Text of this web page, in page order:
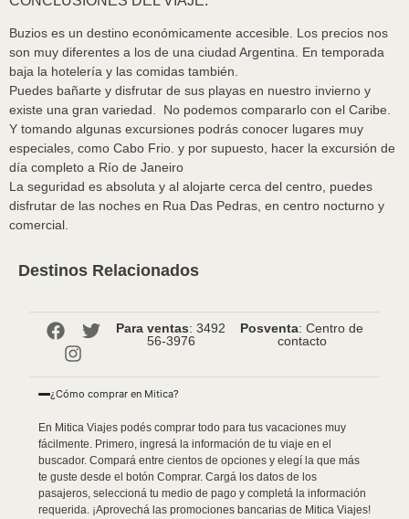
Buzios es un destino económicamente accesible. Los precios nos
son muy diferentes a los de una ciudad Argentina. En temporada
baja la hotelería y las comidas también.
Puedes bañarte y disfrutar de sus playas en nuestro invierno y
existe una gran variedad. No podemos compararlo con el Caribe.
Y tomando algunas excursiones podrás conocer lugares muy
especiales, como Cabo Frio. y por supuesto, hacer la excursión de
día completo a Río de Janeiro
La seguridad es absoluta y al alojarte cerca del centro, puedes
disfrutar de las noches en Rua Das Pedras, en centro nocturno y
comercial.
Destinos Relacionados
Para ventas: 3492
56-3976
Posventa: Centro de
contacto
¿Cómo comprar en Mitica?
En Mitica Viajes podés comprar todo para tus vacaciones muy
fácilmente. Primero, ingresá la información de tu viaje en el
buscador. Compará entre cientos de opciones y elegí la que más
te guste desde el botón Comprar. Cargá los datos de los
pasajeros, seleccioná tu medio de pago y completá la información
requerida. ¡Aprovechá las promociones bancarias de Mitica Viajes!